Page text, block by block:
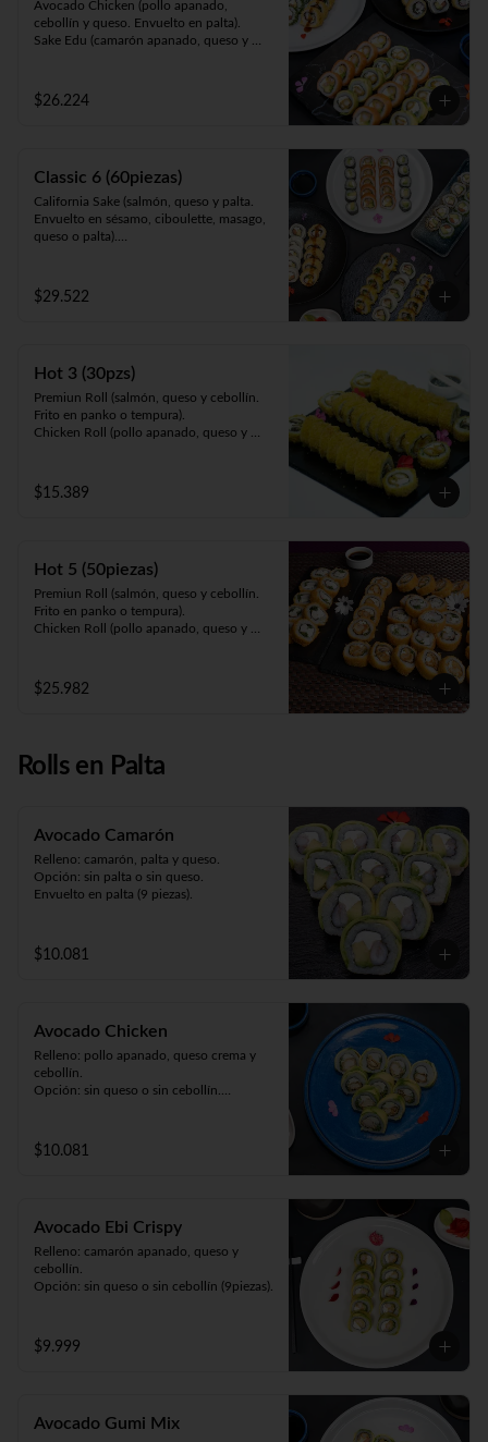
Avocado Chicken (pollo apanado,
cebollín y queso. Envuelto en palta).
Sake Edu (camarón apanado, queso y
Envuelto en ciboulette, sésamo, masago,
palta o queso).
en panko).
$26.224
Classic 6 (60piezas)
California Sake (salmón, queso y palta.
Envuelto en sésamo, ciboulette, masago,
queso o palta).
queso o palta).
Sake Edu (camarón apanado, palta y
Panko Kani (kanikama, queso y cebollín.
Frito en panko).
Hosomaki Green (queso y palta. Envuelto
en nori).
$29.522
Hot 3 (30pzs)
Premiun Roll (salmón, queso y cebollín.
Frito en panko o tempura).
Chicken Roll (pollo apanado, queso y
palta. Envuelto en pollo apanado y salsa
maracuyá).
$15.389
Hot 5 (50piezas)
Premiun Roll (salmón, queso y cebollín.
Frito en panko o tempura).
Chicken Roll (pollo apanado, queso y
palta. Envuelto en pollo apanado y salsa
maracuyá).
teriyaki).
$25.982
Rolls en Palta
Avocado Camarón
Relleno: camarón, palta y queso.
Opción: sin palta o sin queso.
Envuelto en palta (9 piezas).
$10.081
Avocado Chicken
Relleno: pollo apanado, queso crema y
cebollín.
Opción: sin queso o sin cebollín.
$10.081
Avocado Ebi Crispy
Relleno: camarón apanado, queso y
cebollín.
Opción: sin queso o sin cebollín (9piezas).
$9.999
Avocado Gumi Mix